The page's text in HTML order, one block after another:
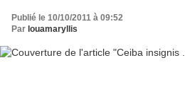
Publié le 10/10/2011 à 09:52
Par louamaryllis